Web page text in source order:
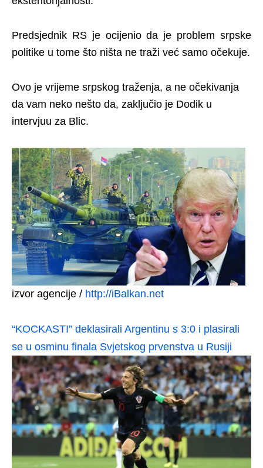
Predsjednik RS je ocijenio da je problem srpske
politike u tome što ništa ne traži već samo očekuje.
Ovo je vrijeme srpskog traženja, a ne očekivanja
da vam neko nešto da, zaključio je Dodik u
intervjuu za Blic.
izvor agencije / http://iBalkan.net
“KOCKASTI” deklasirali Argentinu s 3:0 i plasirali
se u osminu finala Svjetskog prvenstva u Rusiji